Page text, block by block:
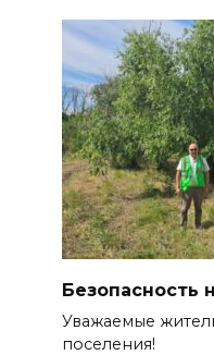
Безопасность
Уважаемые
поселения!